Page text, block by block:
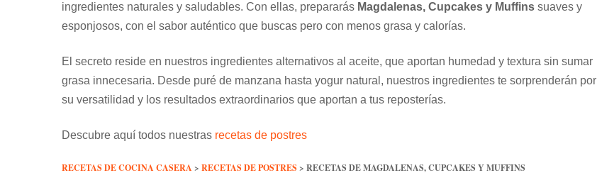
ingredientes naturales y saludables. Con ellas, prepararás Magdalenas, Cupcakes y Muffins suaves y
esponjosos, con el sabor auténtico que buscas pero con menos grasa y calorías.
El secreto reside en nuestros ingredientes alternativos al aceite, que aportan humedad y textura sin sumar
grasa innecesaria. Desde puré de manzana hasta yogur natural, nuestros ingredientes te sorprenderán por
su versatilidad y los resultados extraordinarios que aportan a tus reposterías.
Descubre aquí todos nuestras recetas de postres
RECETAS DE COCINA CASERA > RECETAS DE POSTRES > RECETAS DE MAGDALENAS, CUPCAKES Y MUFFINS